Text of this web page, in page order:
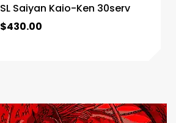
SL Saiyan Kaio-Ken 30serv
$430.00